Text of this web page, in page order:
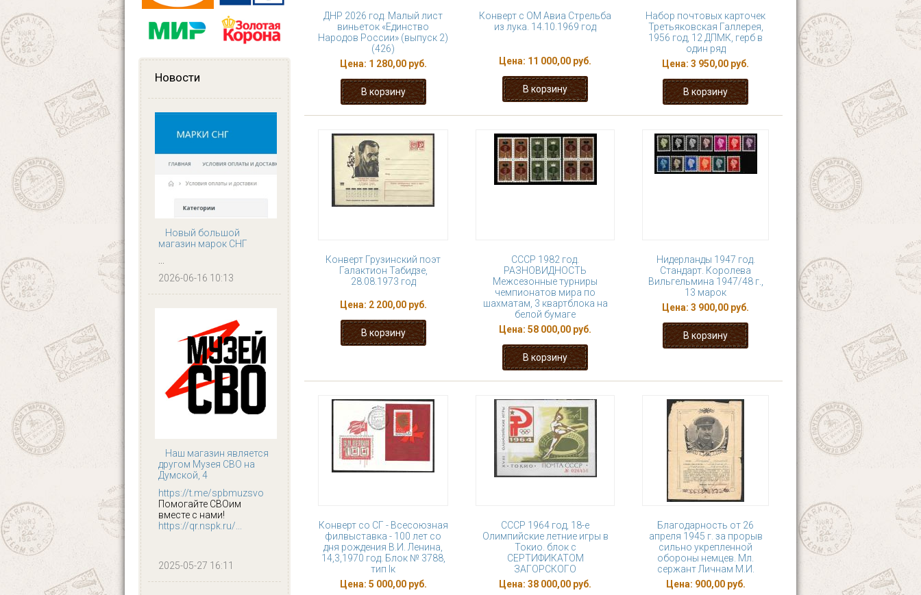
Новости
Новый большой
магазин марок СНГ
...
2026-06-16 10:13
Наш магазин является
другом Музея СВО на
Думской, 4
https://t.me/spbmuzsvo
Помогайте СВОим
вместе с нами!
https://qr.nspk.ru/...
2025-05-27 16:11
ДНР 2026 год. Малый лист
виньеток «Единство
Народов России» (выпуск 2)
(426)
Цена: 1 280,00 руб.
Конверт с ОМ Авиа Стрельба
из лука. 14.10.1969 год
Цена: 11 000,00 руб.
Набор почтовых карточек
Третьяковская Галлерея,
1956 год, 12 ДПМК, герб в
один ряд
Цена: 3 950,00 руб.
Конверт Грузинский поэт
Галактион Табидзе,
28.08.1973 год
Цена: 2 200,00 руб.
СССР 1982 год.
РАЗНОВИДНОСТЬ
Межсезонные турниры
чемпионатов мира по
шахматам, 3 квартблока на
белой бумаге
Цена: 58 000,00 руб.
Нидерланды 1947 год.
Стандарт. Королева
Вильгельмина 1947/48 г.,
13 марок
Цена: 3 900,00 руб.
Конверт со СГ - Всесоюзная
филвыставка - 100 лет со
дня рождения В.И. Ленина,
14,3,1970 год. Блок № 3788,
тип Iк
Цена: 5 000,00 руб.
СССР 1964 год, 18-е
Олимпийские летние игры в
Токио. блок с
СЕРТИФИКАТОМ
ЗАГОРСКОГО
Цена: 38 000,00 руб.
Благодарность от 26
апреля 1945 г. за прорыв
сильно укрепленной
обороны немцев. Мл.
сержант Личнам М.И.
Цена: 900,00 руб.